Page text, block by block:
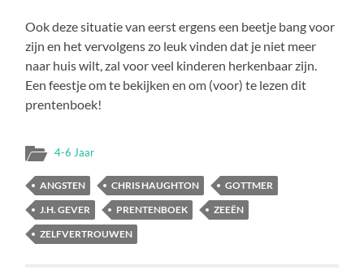
Ook deze situatie van eerst ergens een beetje bang voor
zijn en het vervolgens zo leuk vinden dat je niet meer
naar huis wilt, zal voor veel kinderen herkenbaar zijn.
Een feestje om te bekijken en om (voor) te lezen dit
prentenboek!
4-6 Jaar
ANGSTEN CHRIS HAUGHTON
GOTTMER
J.H. GEVER
PRENTENBOEK
ZEEËN
ZELFVERTROUWEN